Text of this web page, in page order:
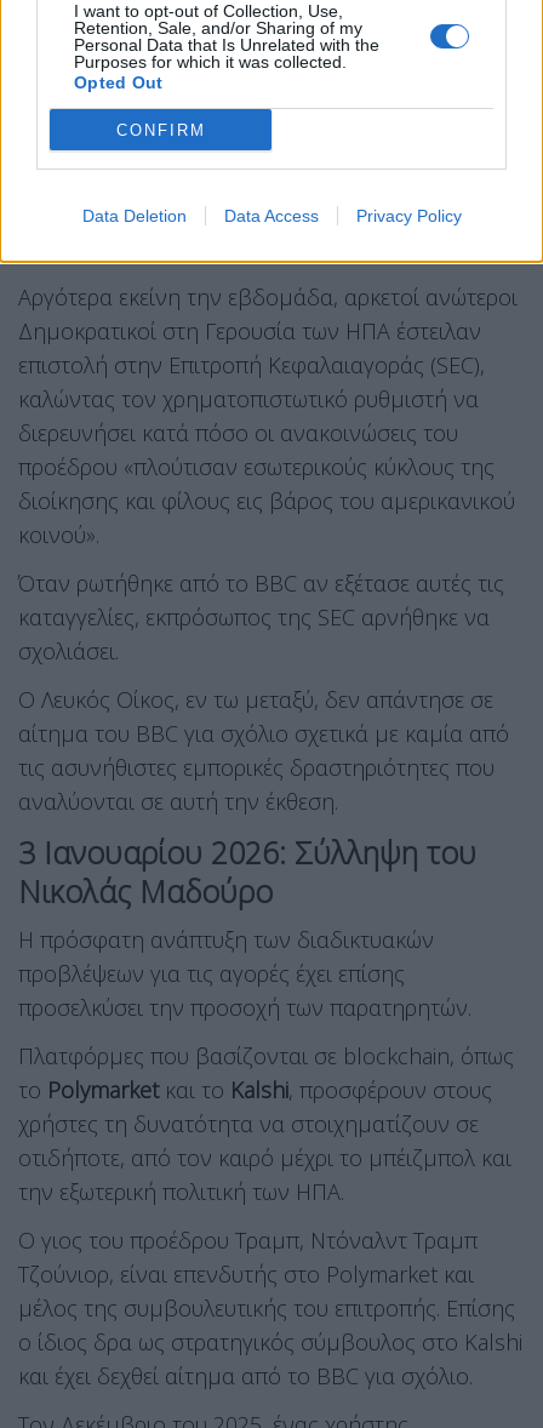
I want to opt-out of Collection, Use,
Retention, Sale, and/or Sharing of my
Personal Data that Is Unrelated with the
Purposes for which it was collected.
Opted Out
CONFIRM
Data Deletion Data Access Privacy Policy
σχεδόν 20 εκατομμυρίων δολαρίων.
18:00 BST: Οι traders αρχίζουν να
τοποθετούν μεγάλα στοιχήματα για άνοδο
της αγοράς
18:18 BST: Ο Τραμπ ανακοινώνει παύση
δασμών
Αργότερα εκείνη την εβδομάδα, αρκετοί ανώτεροι
Δημοκρατικοί στη Γερουσία των ΗΠΑ έστειλαν
επιστολή στην Επιτροπή Κεφαλαιαγοράς (SEC),
καλώντας τον χρηματοπιστωτικό ρυθμιστή να
διερευνήσει κατά πόσο οι ανακοινώσεις του
προέδρου «πλούτισαν εσωτερικούς κύκλους της
διοίκησης και φίλους εις βάρος του αμερικανικού
κοινού».
Όταν ρωτήθηκε από το BBC αν εξέτασε αυτές τις
καταγγελίες, εκπρόσωπος της SEC αρνήθηκε να
σχολιάσει.
Ο Λευκός Οίκος, εν τω μεταξύ, δεν απάντησε σε
αίτημα του BBC για σχόλιο σχετικά με καμία από
τις ασυνήθιστες εμπορικές δραστηριότητες που
αναλύονται σε αυτή την έκθεση.
3 Ιανουαρίου 2026: Σύλληψη του
Νικολάς Μαδούρο
Η πρόσφατη ανάπτυξη των διαδικτυακών
προβλέψεων για τις αγορές έχει επίσης
προσελκύσει την προσοχή των παρατηρητών.
Πλατφόρμες που βασίζονται σε blockchain, όπως
το Polymarketκαι το Kalshi, προσφέρουν στους
χρήστες τη δυνατότητα να στοιχηματίζουν σε
οτιδήποτε, από τον καιρό μέχρι το μπέιζμπολ και
την εξωτερική πολιτική των ΗΠΑ.
Ο γιος του προέδρου Τραμπ, Ντόναλντ Τραμπ
Τζούνιορ, είναι επενδυτής στο Polymarket και
μέλος της συμβουλευτικής του επιτροπής. Επίσης
ο ίδιος δρα ως στρατηγικός σύμβουλος στο Kalshi
και έχει δεχθεί αίτημα από το BBC για σχόλιο.